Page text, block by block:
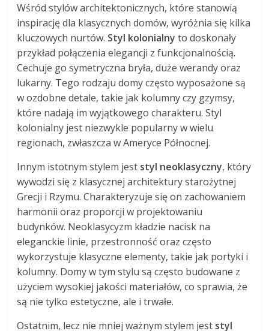
Wśród stylów architektonicznych, które stanowią
inspirację dla klasycznych domów, wyróżnia się kilka
kluczowych nurtów. Styl kolonialny to doskonały
przykład połączenia elegancji z funkcjonalnością.
Cechuje go symetryczna bryła, duże werandy oraz
lukarny. Tego rodzaju domy często wyposażone są
w ozdobne detale, takie jak kolumny czy gzymsy,
które nadają im wyjątkowego charakteru. Styl
kolonialny jest niezwykle popularny w wielu
regionach, zwłaszcza w Ameryce Północnej.
Innym istotnym stylem jest styl neoklasyczny, który
wywodzi się z klasycznej architektury starożytnej
Grecji i Rzymu. Charakteryzuje się on zachowaniem
harmonii oraz proporcji w projektowaniu
budynków. Neoklasycyzm kładzie nacisk na
eleganckie linie, przestronność oraz często
wykorzystuje klasyczne elementy, takie jak portyki i
kolumny. Domy w tym stylu są często budowane z
użyciem wysokiej jakości materiałów, co sprawia, że
są nie tylko estetyczne, ale i trwałe.
Ostatnim, lecz nie mniej ważnym stylem jest styl